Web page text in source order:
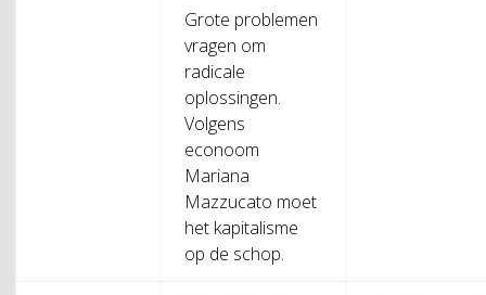
Grote problemen
vragen om
radicale
oplossingen.
Volgens
econoom
Mariana
Mazzucato moet
het kapitalisme
op de schop.